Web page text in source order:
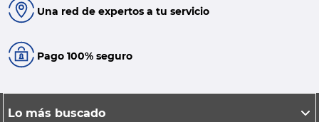
Una red de expertos a tu servicio
Pago 100% seguro
Lo más buscado